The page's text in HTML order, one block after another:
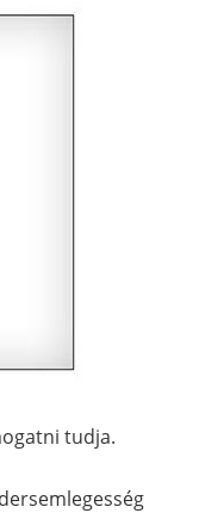
tudja.